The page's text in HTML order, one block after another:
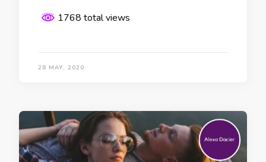
1768 total views
28 MAY, 2020